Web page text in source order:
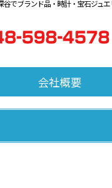
谷でブランド品・時計・宝石ジュ
会社概要